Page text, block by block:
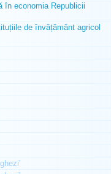
în economia Republicii
de învățământ agricol